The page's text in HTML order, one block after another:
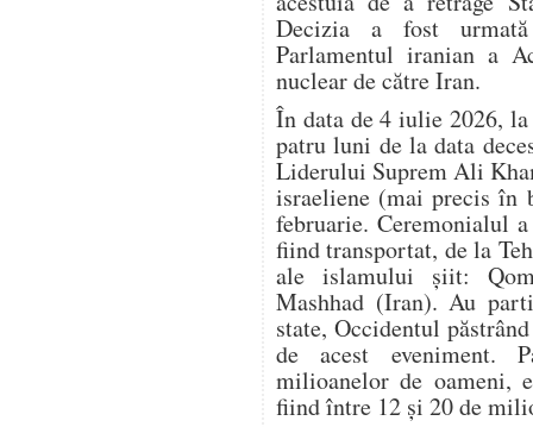
Decizia a fost
Parlamentul iranian a
nuclear de către Iran.
În data de 4 iulie 2026,
patru luni de la data
Liderului Suprem Ali
israeliene (mai precis în
februarie. Ceremonialul
fiind transportat, de la
ale islamului șiit:
Mashhad (Iran). Au
state, Occidentul
de acest eveniment.
milioanelor de oameni,
fiind între 12 și 20 de